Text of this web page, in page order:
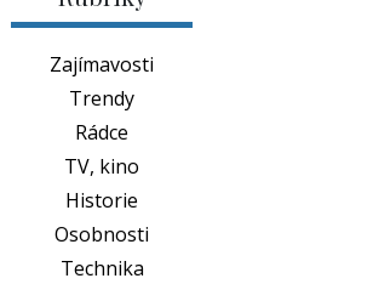
Zajímavosti
Trendy
Rádce
TV, kino
Historie
Osobnosti
Technika